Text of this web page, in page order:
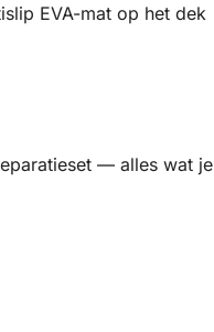
EVA-mat op het dek
— alles wat je